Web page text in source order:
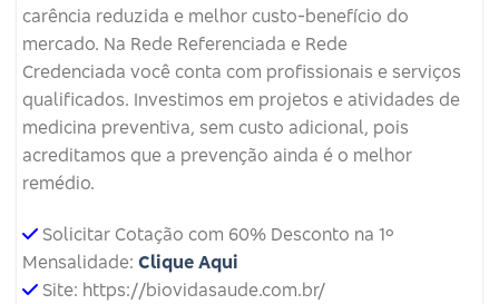
carência reduzida e melhor custo-benefício do
mercado. Na Rede Referenciada e Rede
Credenciada você conta com profissionais e serviços
qualificados. Investimos em projetos e atividades de
medicina preventiva, sem custo adicional, pois
acreditamos que a prevenção ainda é o melhor
remédio.
Solicitar Cotação com 60% Desconto na 1º
Mensalidade: Clique Aqui
Site: https://biovidasaude.com.br/